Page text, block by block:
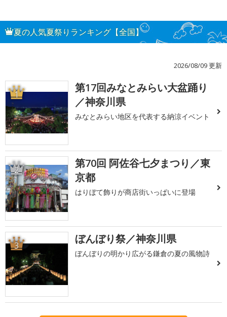
夏の人気夏祭りランキング【全国】
2026/08/09 更新
1
第17回みなとみらい大盆踊り
／神奈川県
みなとみらい地区を代表する納涼イベント
2
第70回 阿佐谷七夕まつり／東
京都
はりぼて飾りが商店街いっぱいに登場
3 ぼんぼり祭／神奈川県
ぼんぼりの明かり広がる鎌倉の夏の風物詩